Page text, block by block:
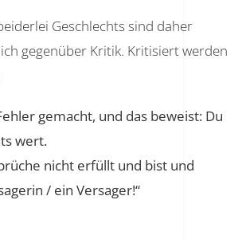
Geschlechts sind daher
gegenüber Kritik. Kritisiert werden
gemacht, und das beweist: Du
wert.
nicht erfüllt und bist und
/ ein Versager!“